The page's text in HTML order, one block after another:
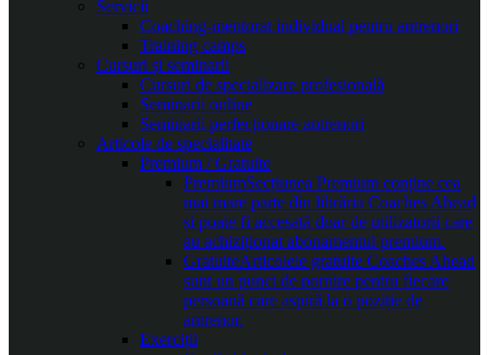
Servicii
Coaching-mentorat individual pentru antrenori
Training camps
Cursuri și seminarii
Cursuri de specializare profesională
Seminarii online
Seminarii perfecționare antrenori
Articole de specialitate
Premium / Gratuite
PremiumSecțiunea Premium conține cea
mai mare parte din librăria Coaches Ahead
și poate fi accesată doar de utilizatorii care
au achiziționat abonamentul premium.
GratuiteArticolele gratuite Coaches Ahead
sunt un punct de pornire pentru fiecare
persoană care aspiră la o poziție de
antrenor.
Exerciții